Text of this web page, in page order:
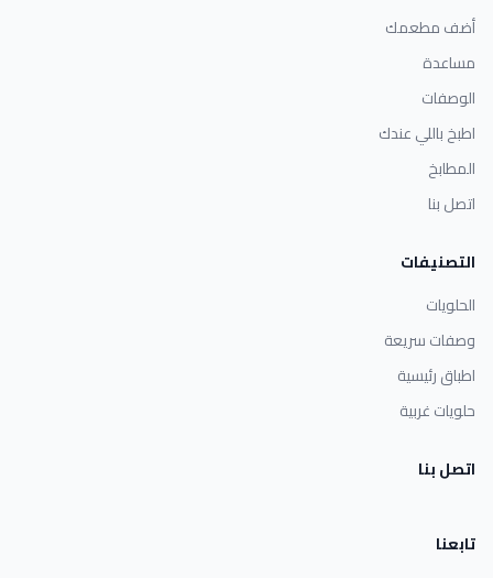
أضف مطعمك
مساعدة
الوصفات
اطبخ باللي عندك
المطابخ
اتصل بنا
التصنيفات
الحلويات
وصفات سريعة
اطباق رئيسية
حلويات غربية
اتصل بنا
تابعنا